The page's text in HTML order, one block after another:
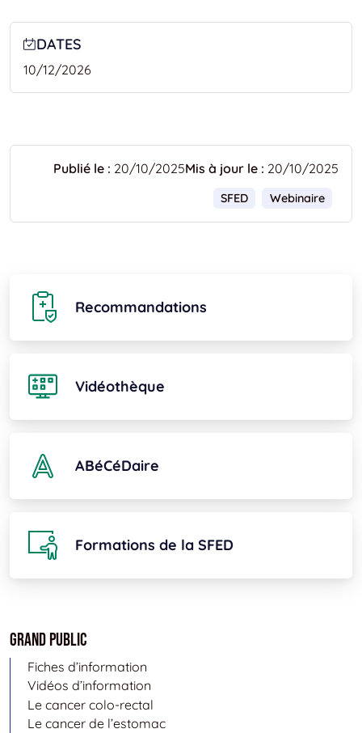
DATES
10/12/2026
Publié le : 20/10/2025Mis à jour le : 20/10/2025
SFED Webinaire
Recommandations
Vidéothèque
ABéCéDaire
Formations de la SFED
Grand public
Fiches d’information
Vidéos d’information
Le cancer colo-rectal
Le cancer de l’estomac